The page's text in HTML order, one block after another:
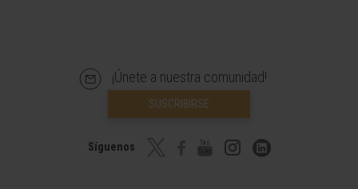
¡Únete a nuestra comunidad!
SUSCRIBIRSE
Síguenos